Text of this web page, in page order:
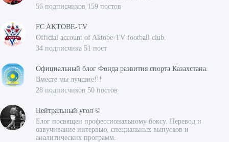
56 подписчиков 159 постов
FC AKTOBE-TV
Official account of Aktobe-TV football club.
34 подписчика 51 пост
Официальный блог Фонда развития спорта Казахстана.
Вместе мы лучшие!!!
28 подписчиков 50 постов
Нейтральный угол ©
Блог посвящен профессиональному боксу. Перевод и
озвучивание интервью, специальных выпусков и
аналитических программ.